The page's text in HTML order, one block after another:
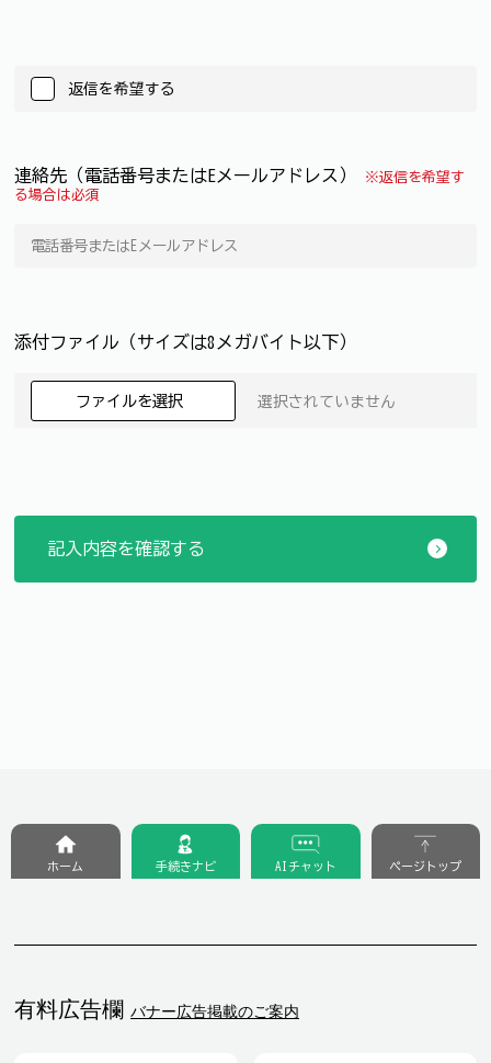
返信を希望する
連絡先（電話番号またはEメールアドレス）
※返信を希望す
る場合は必須
添付ファイル（サイズは8メガバイト以下）
ファイルを選択 選択されていません
有料広告欄 バナー広告掲載のご案内
ホーム 手続きナビ AIチャット ページトップ